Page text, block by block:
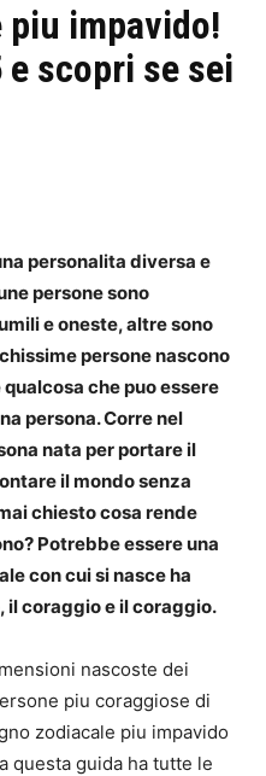
piu impavido!
e scopri se sei
personalita diversa e
persone sono
e oneste, altre sono
persone nascono
che puo essere
persona. Corre nel
nata per portare il
il mondo senza
chiesto cosa rende
Potrebbe essere una
con cui si nasce ha
il coraggio e il coraggio.
nascoste dei
piu coraggiose di
zodiacale piu impavido
questa guida ha tutte le